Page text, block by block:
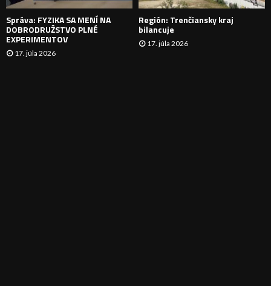
E
Správa: FYZIKA SA MENÍ NA
DOBRODRUŽSTVO PLNÉ
EXPERIMENTOV
17. júla 2026
Región: Trenčiansky kraj
bilancuje
17. júla 2026